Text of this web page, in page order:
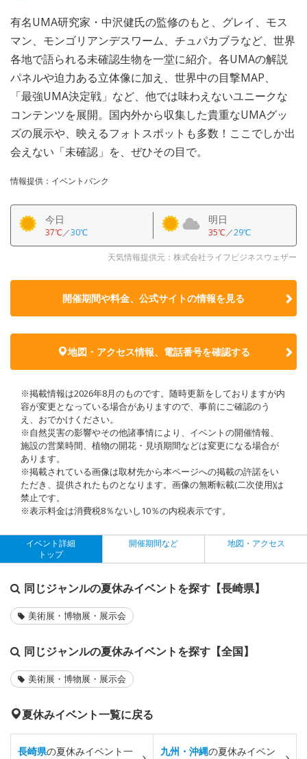
有名UMA研究家・中沢健氏の監修のもと、グレイ、モス
マン、モンゴリアンデスワーム、チュパカブラなど、世界
各地で語られる未確認生物を一堂に紹介。各UMAの解説
パネルや迫力ある立体像に加え、世界中の目撃MAP、
「最強UMA決定戦」など、他では味わえないユニークな
コンテンツを展開。国内外から収集した貴重なUMAグッ
ズの展示や、映えるフォトスポットも多数！ここでしか出
会えない「未確認」を、ぜひその目で。
情報提供：イベントバンク
今日
37℃／30℃
明日
35℃／29℃
天気情報提供元：株式会社ライフビジネスウェザー
開催期間や料金、公式サイトの情報を見る
地図・アクセス情報、電話番号を確認する
※掲載情報は2026年8月のものです。随時更新をしておりますが内
容が変更となっている場合がありますので、事前にご確認のう
え、おでかけください。
※自然災害の影響やその他諸事情により、イベントの開催情報、
施設の営業時間、植物の開花・見頃期間などは変更になる場合が
あります。
※掲載されている画像は取材先から本ページへの掲載の許諾をい
ただき、提供されたものとなります。画像の無断転載(二次使用)は
禁止です。
※表示料金は消費税8％ないし10％の内税表示です。
イベント詳細
トップ
開催期間など 地図・アクセス
同じジャンルの夏休みイベントを探す【長崎県】
美術展・博物展・展示会
同じジャンルの夏休みイベントを探す【全国】
美術展・博物展・展示会
夏休みイベント一覧に戻る
長崎県の夏休みイベント一
九州・沖縄の夏休みイベン